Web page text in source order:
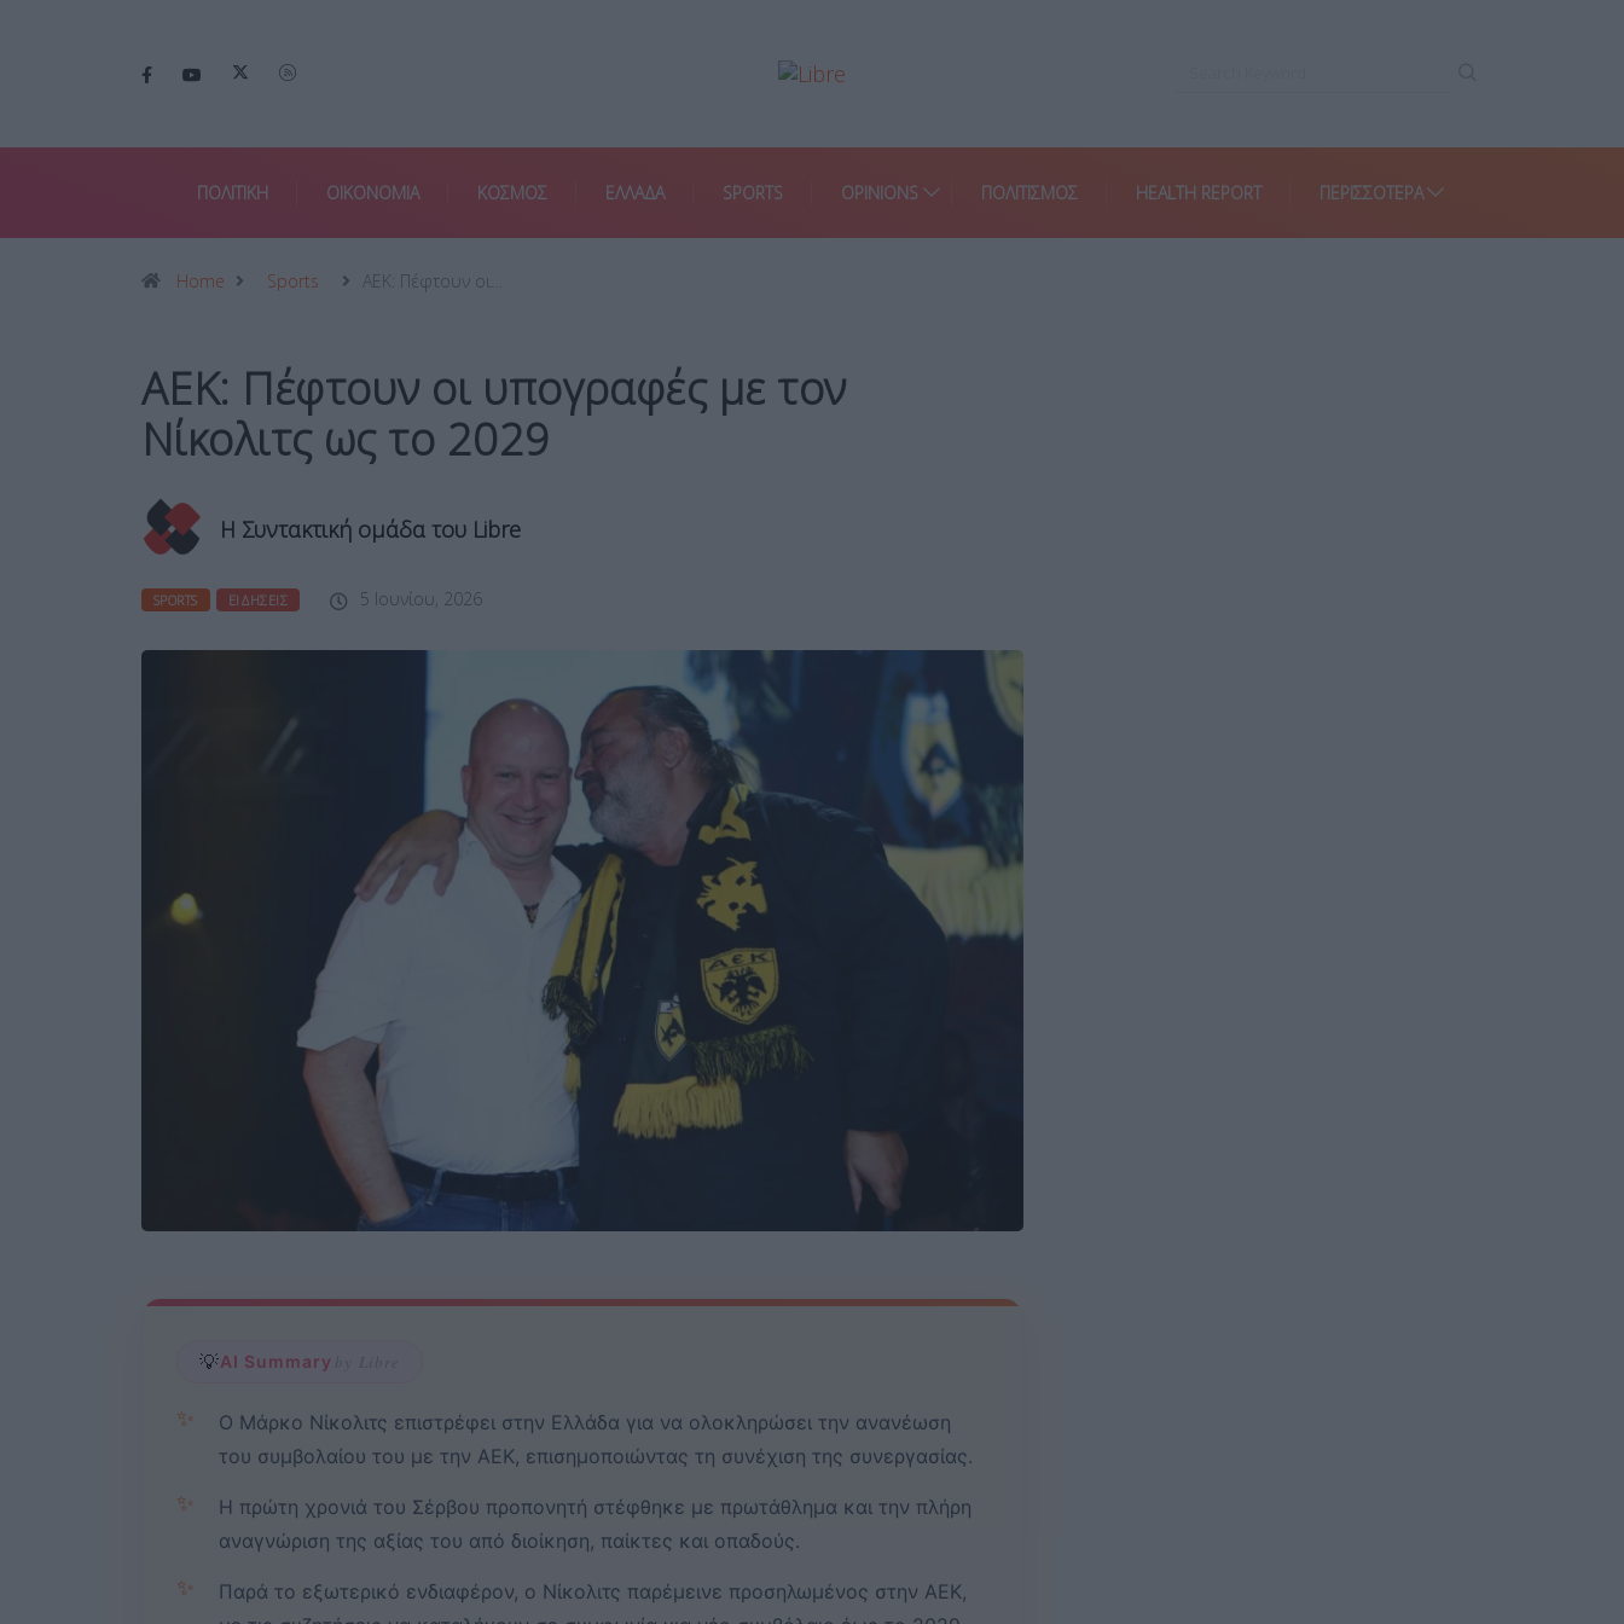
ΠΟΛΙΤΙΚΗ ΟΙΚΟΝΟΜΙΑ ΚΟΣΜΟΣ ΕΛΛΑΔΑ SPORTS OPINIONS ΠΟΛΙΤΙΣΜΟΣ HEALTH REPORT ΠΕΡΙΣΣΌΤΕΡΑ
Home Sports ΑΕΚ: Πέφτουν οι…
ΑΕΚ: Πέφτουν οι υπογραφές με τον
Νίκολιτς ως το 2029
Η Συντακτική ομάδα του Libre
SPORTS ΕΙΔΉΣΕΙΣ 5 Ιουνίου, 2026
💡AI Summary by Libre
✨
Ο Μάρκο Νίκολιτς επιστρέφει στην Ελλάδα για να ολοκληρώσει την ανανέωση
του συμβολαίου του με την ΑΕΚ, επισημοποιώντας τη συνέχιση της συνεργασίας.
✨
Η πρώτη χρονιά του Σέρβου προπονητή στέφθηκε με πρωτάθλημα και την πλήρη
αναγνώριση της αξίας του από διοίκηση, παίκτες και οπαδούς.
✨
Παρά το εξωτερικό ενδιαφέρον, ο Νίκολιτς παρέμεινε προσηλωμένος στην ΑΕΚ,